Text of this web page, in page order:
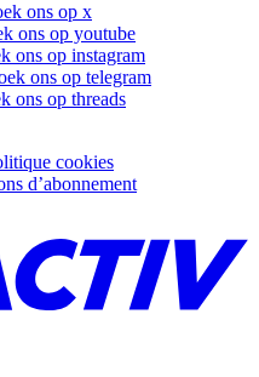
ons op x
ons op youtube
ons op instagram
ons op telegram
ons op threads
cookies
d’abonnement